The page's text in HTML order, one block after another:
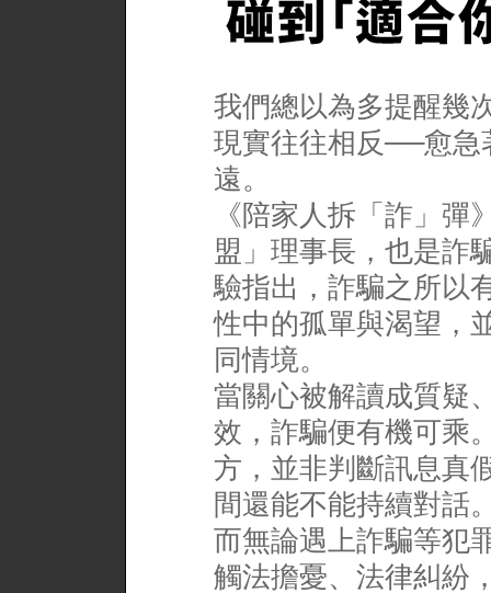
我們總以為多提醒幾
現實往往相反──愈急
遠。
《陪家人拆「詐」彈
盟」理事長，也是詐
驗指出，詐騙之所以
性中的孤單與渴望，
同情境。
當關心被解讀成質疑
效，詐騙便有機可乘
方，並非判斷訊息真
間還能不能持續對話
而無論遇上詐騙等犯
觸法擔憂、法律糾紛